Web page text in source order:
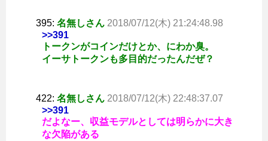
395: 名無しさん 2018/07/12(木) 21:24:48.98
>>391
トークンがコインだけとか、にわか臭。
イーサトークンも多目的だったんだぜ？
422: 名無しさん 2018/07/12(木) 22:48:37.07
>>391
だよなー、収益モデルとしては明らかに大き
な欠陥がある